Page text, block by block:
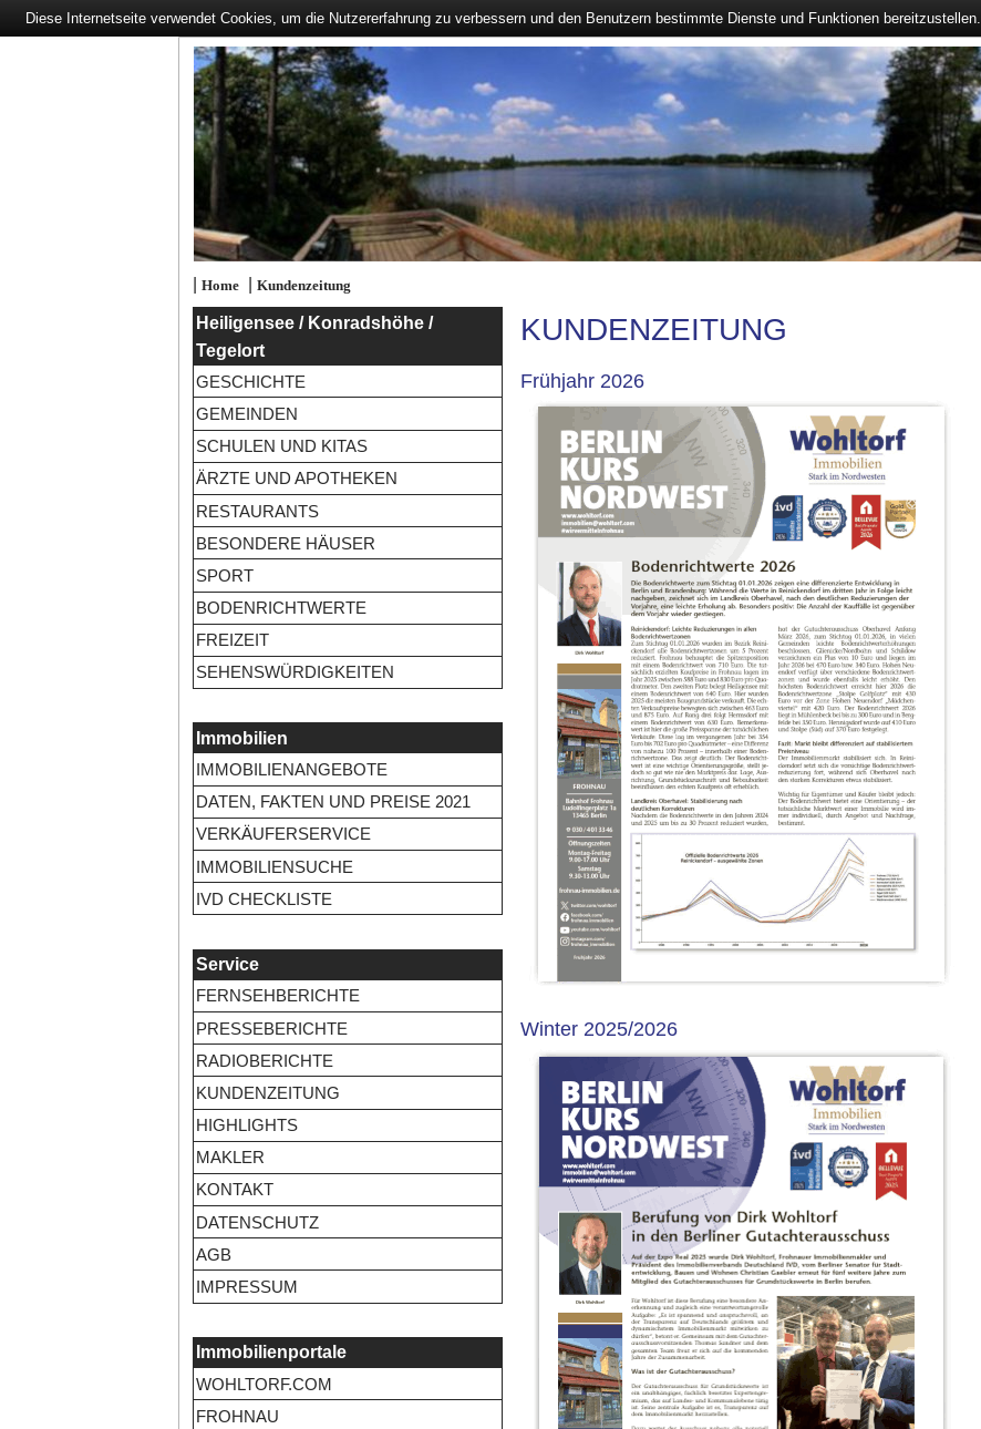
| Home| Kundenzeitung
Heiligensee / Konradshöhe /
Tegelort
GESCHICHTE
GEMEINDEN
SCHULEN UND KITAS
ÄRZTE UND APOTHEKEN
RESTAURANTS
BESONDERE HÄUSER
SPORT
BODENRICHTWERTE
FREIZEIT
SEHENSWÜRDIGKEITEN
Immobilien
IMMOBILIENANGEBOTE
DATEN, FAKTEN UND PREISE 2021
VERKÄUFERSERVICE
IMMOBILIENSUCHE
IVD CHECKLISTE
Service
FERNSEHBERICHTE
PRESSEBERICHTE
RADIOBERICHTE
KUNDENZEITUNG
HIGHLIGHTS
MAKLER
KONTAKT
DATENSCHUTZ
AGB
IMPRESSUM
Immobilienportale
WOHLTORF.COM
FROHNAU
KUNDENZEITUNG
Frühjahr 2026
Winter 2025/2026
Diese Internetseite verwendet Cookies, um die Nutzererfahrung zu verbessern und den Benutzern bestimmte Dienste und Funktionen bereitzustellen.